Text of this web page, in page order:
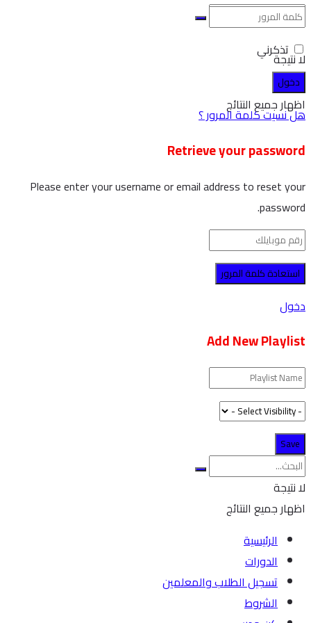
لا نتيجة
اظهار جميع النتائج
تذكرني
هل نسيت كلمة المرور ؟
Retrieve your password
Please enter your username or email address to reset your
password.
دخول
Add New Playlist
لا نتيجة
اظهار جميع النتائج
الرئيسية
الدورات
تسجيل الطلاب والمعلمين
الشروط